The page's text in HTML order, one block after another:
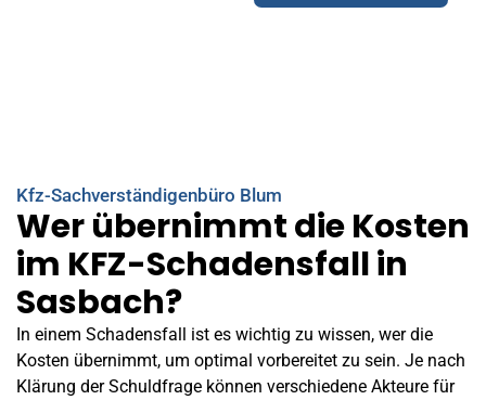
Kfz-Sachverständigenbüro Blum
Wer übernimmt die Kosten
im KFZ-Schadensfall in
Sasbach?
In einem Schadensfall ist es wichtig zu wissen, wer die
Kosten übernimmt, um optimal vorbereitet zu sein. Je nach
Klärung der Schuldfrage können verschiedene Akteure für